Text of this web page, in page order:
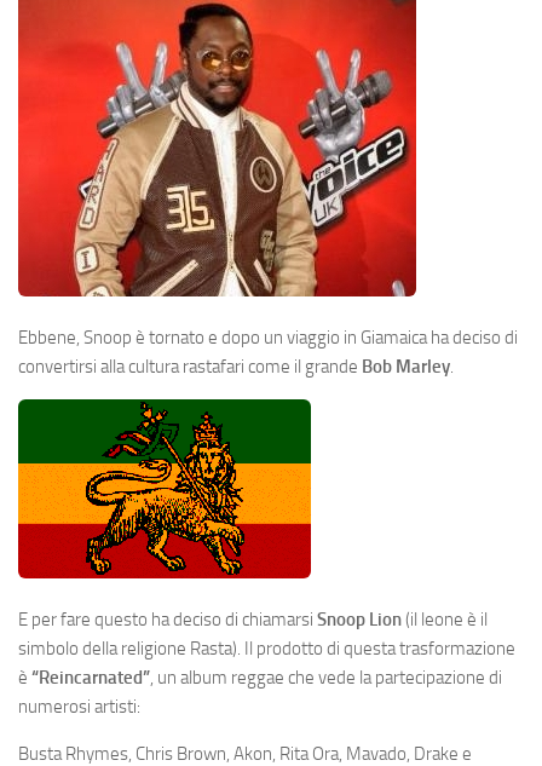
Ebbene, Snoop è tornato e dopo un viaggio in Giamaica ha deciso di
convertirsi alla cultura rastafari come il grande Bob Marley.
E per fare questo ha deciso di chiamarsi Snoop Lion(il leone è il
simbolo della religione Rasta). Il prodotto di questa trasformazione
è “Reincarnated”, un album reggae che vede la partecipazione di
numerosi artisti:
Busta Rhymes, Chris Brown, Akon, Rita Ora, Mavado, Drake e